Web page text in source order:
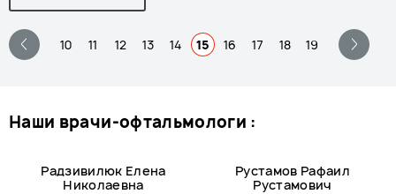
10 11 12 13 14 15 16 17 18 19
наши врачи-офтальмологи :
Радзивилюк Елена
Николаевна
Рустамов Рафаил
Рустамович